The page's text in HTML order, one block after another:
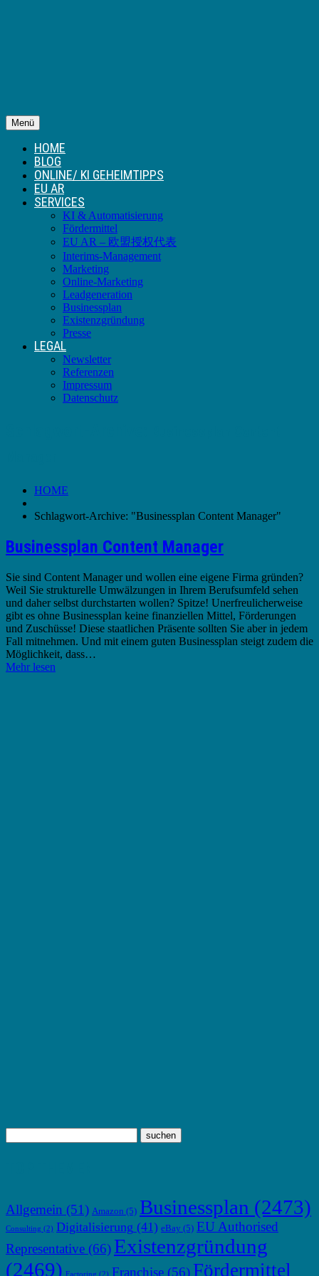
Menü
HOME
BLOG
ONLINE/ KI GEHEIMTIPPS
EU AR
SERVICES
KI & Automatisierung
Fördermittel
EU AR – 欧盟授权代表
Interims-Management
Marketing
Online-Marketing
Leadgeneration
Businessplan
Existenzgründung
Presse
LEGAL
Newsletter
Referenzen
Impressum
Datenschutz
HOME
Schlagwort-Archive: "Businessplan Content Manager"
Businessplan Content Manager
Sie sind Content Manager und wollen eine eigene Firma gründen?
Weil Sie strukturelle Umwälzungen in Ihrem Berufsumfeld sehen
und daher selbst durchstarten wollen? Spitze! Unerfreulicherweise
gibt es ohne Businessplan keine finanziellen Mittel, Förderungen
und Zuschüsse! Diese staatlichen Präsente sollten Sie aber in jedem
Fall mitnehmen. Und mit einem guten Businessplan steigt zudem die
Möglichkeit, dass…
Mehr lesen
Allgemein (51) Amazon (5) Businessplan (2473)
Consulting (2) Digitalisierung (41) eBay (5) EU Authorised
Representative (66) Existenzgründung
(2469) Factoring (2) Franchise (56) Fördermittel